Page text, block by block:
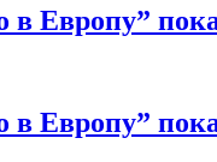
Европу”
Европу”